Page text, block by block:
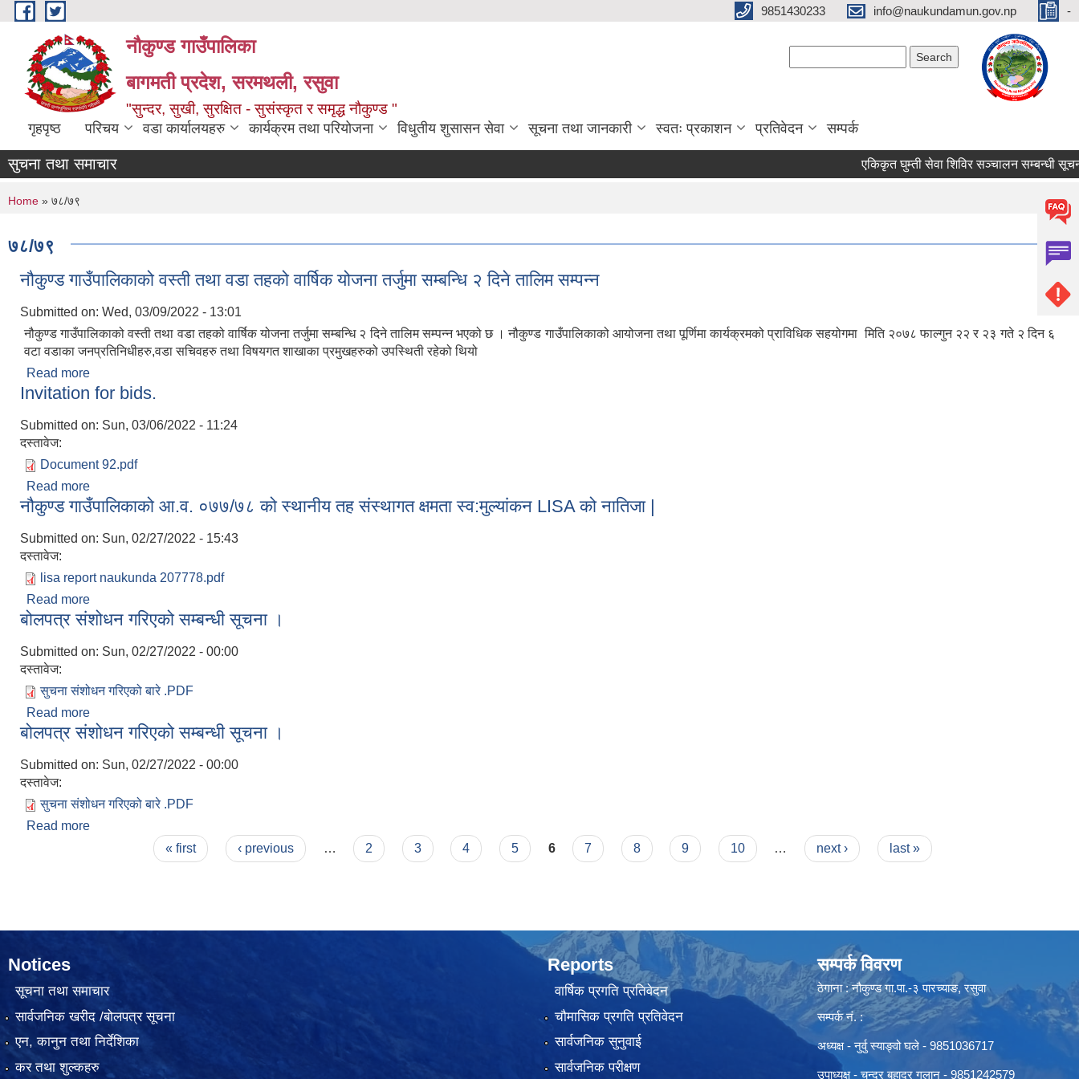
Skip to main content 9851430233 info@naukundamun.gov.np -
नौकुण्ड गाउँपालिका
बागमती प्रदेश, सरमथली, रसुवा
"सुन्दर, सुखी, सुरक्षित - सुसंस्कृत र समृद्ध नौकुण्ड "
गृहपृष्ठ परिचय वडा कार्यालयहरु कार्यक्रम तथा परियोजना विधुतीय शुसासन सेवा सूचना तथा जानकारी स्वतः प्रकाशन प्रतिवेदन सम्पर्क
सुचना तथा समाचार एकिकृत घुम्ती सेवा शिविर सञ्‍चालन सम्बन्धी सूचना
You are here
Home » ७८/७९
७८/७९
नौकुण्ड गाउँपालिकाको वस्ती तथा वडा तहको वार्षिक योजना तर्जुमा सम्बन्धि २ दिने तालिम सम्पन्न
Submitted on: Wed, 03/09/2022 - 13:01
नौकुण्ड गाउँपालिकाको वस्ती तथा वडा तहको वार्षिक योजना तर्जुमा सम्बन्धि २ दिने तालिम सम्पन्न भएको छ । नौकुण्ड गाउँपालिकाको आयोजना तथा पूर्णिमा कार्यक्रमको प्राविधिक सहयोगमा मिति २०७८ फाल्गुन २२ र २३ गते २ दिन ६
वटा वडाका जनप्रतिनिधीहरु,वडा सचिवहरु तथा विषयगत शाखाका प्रमुखहरुको उपस्थिती रहेको थियो
Read more
Invitation for bids.
Submitted on: Sun, 03/06/2022 - 11:24
दस्तावेज:
Document 92.pdf
Read more
नौकुण्ड गाउँपालिकाको आ.व. ०७७/७८ को स्थानीय तह संस्थागत क्षमता स्व:मुल्यांकन LISA को नातिजा |
Submitted on: Sun, 02/27/2022 - 15:43
दस्तावेज:
lisa report naukunda 207778.pdf
Read more
बोलपत्र संशोधन गरिएको सम्बन्धी सूचना ।
Submitted on: Sun, 02/27/2022 - 00:00
दस्तावेज:
सुचना संशोधन गरिएको बारे .PDF
Read more
बोलपत्र संशोधन गरिएको सम्बन्धी सूचना ।
Submitted on: Sun, 02/27/2022 - 00:00
दस्तावेज:
सुचना संशोधन गरिएको बारे .PDF
Read more
« first ‹ previous … 2 3 4 5 6 7 8 9 10 … next › last »
Notices
सूचना तथा समाचार
सार्वजनिक खरीद /बोलपत्र सूचना
एन, कानुन तथा निर्देशिका
कर तथा शुल्कहरु
Reports
वार्षिक प्रगति प्रतिवेदन
चौमासिक प्रगति प्रतिवेदन
सार्वजनिक सुनुवाई
सार्वजनिक परीक्षण
सम्पर्क विवरण
ठेगाना : नौकुण्ड गा.पा.-३ पारच्याङ, रसुवा
सम्पर्क नं. :
अध्यक्ष - नुर्वु स्याङ्वो घले - 9851036717
उपाध्यक्ष - चन्द्र बहादुर गलान - 9851242579